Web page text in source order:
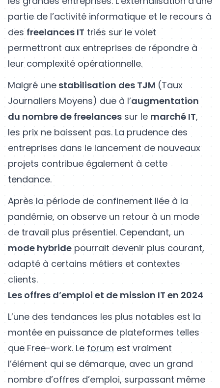
partie de l’activité informatique et le recours à
des freelances IT triés sur le volet
permettront aux entreprises de répondre à
leur complexité opérationnelle.
Malgré une stabilisation des TJM (Taux
Journaliers Moyens) due à l’augmentation
du nombre de freelances sur le marché IT,
les prix ne baissent pas. La prudence des
entreprises dans le lancement de nouveaux
projets contribue également à cette
tendance.
Après la période de confinement liée à la
pandémie, on observe un retour à un mode
de travail plus présentiel. Cependant, un
mode hybride pourrait devenir plus courant,
adapté à certains métiers et contextes
clients.
Les offres d’emploi et de mission IT en 2024
L’une des tendances les plus notables est la
montée en puissance de plateformes telles
que Free-work. Le forum est vraiment
l’élément qui se démarque, avec un grand
nombre d’offres d’emploi, surpassant même